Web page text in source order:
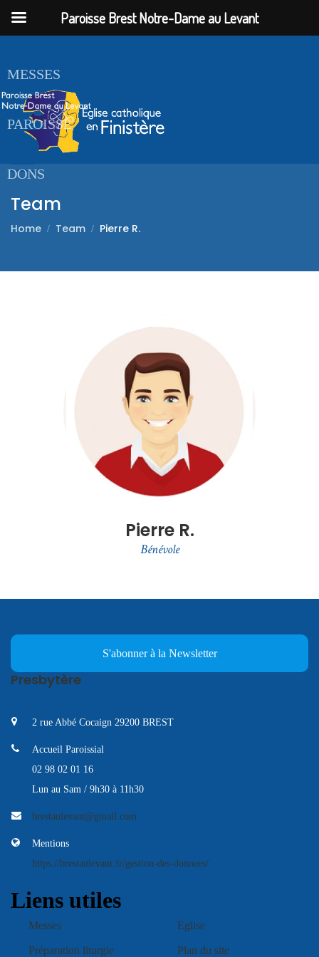
ACCUEIL
MESSES
PAROISSE
DONS
Team
Home Team Pierre R.
Pierre R.
Bénévole
S'abonner à la Newsletter
Presbytère
2 rue Abbé Cocaign 29200 BREST
Accueil Paroissial
02 98 02 01 16
Lun au Sam / 9h30 à 11h30
brestaulevant@gmail.com
Mentions
https://brestaulevant.fr/gestion-des-donnees/
Liens utiles
Messes Eglise
Préparation liturgie Plan du site
Paroisse Brest Notre-Dame au Levant